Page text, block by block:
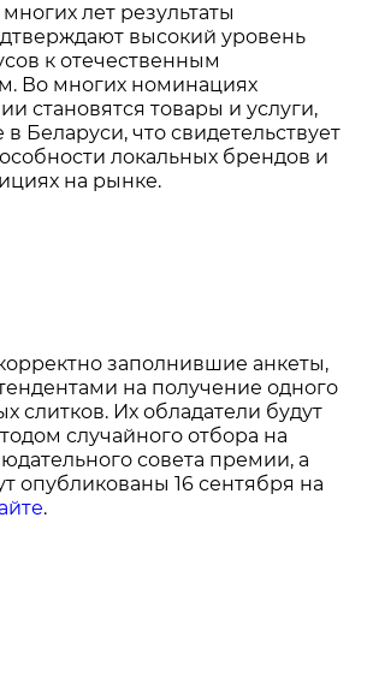
лет результаты
высокий уровень
к отечественным
Во многих номинациях
становятся товары и услуги,
Беларуси, что свидетельствует
локальных брендов и
на рынке.
заполнившие анкеты,
на получение одного
слитков. Их обладатели будут
случайного отбора на
совета премии, а
опубликованы 16 сентября на
.